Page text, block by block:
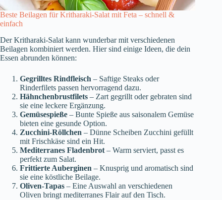
Beste Beilagen für Kritharaki-Salat mit Feta – schnell &
einfach
Der Kritharaki-Salat kann wunderbar mit verschiedenen
Beilagen kombiniert werden. Hier sind einige Ideen, die dein
Essen abrunden können:
Gegrilltes Rindfleisch – Saftige Steaks oder
Rinderfilets passen hervorragend dazu.
Hähnchenbrustfilets – Zart gegrillt oder gebraten sind
sie eine leckere Ergänzung.
Gemüsespieße – Bunte Spieße aus saisonalem Gemüse
bieten eine gesunde Option.
Zucchini-Röllchen – Dünne Scheiben Zucchini gefüllt
mit Frischkäse sind ein Hit.
Mediterranes Fladenbrot – Warm serviert, passt es
perfekt zum Salat.
Frittierte Auberginen – Knusprig und aromatisch sind
sie eine köstliche Beilage.
Oliven-Tapas – Eine Auswahl an verschiedenen
Oliven bringt mediterranes Flair auf den Tisch.